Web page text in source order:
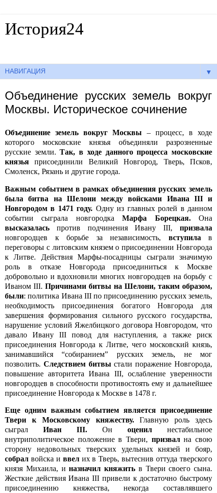
История24
▼
Объединение русских земель вокруг
Москвы. Историческое сочинение
Объединение земель вокруг Москвы – процесс, в ходе
которого московские князья объединяли разрозненные
русские земли.Так, в ходе данного процесса московские
князья присоединили Великий Новгород, Тверь, Псков,
Смоленск, Рязань и другие города.
Важным событием в рамках объединения русских земель
была битва на Шелони между войсками Ивана III и
Новгородом в 1471 году. Одну из главных ролей в данном
событии сыграла новгородкаМарфа Борецкая.Она
высказалась против подчинения Ивану III, призвала
новгородцев к борьбе за независимость, вступила в
переговоры с литовским князем о присоединении Новгорода
к Литве. Действия Марфы-посадницы сыграли значимую
роль в отказе Новгорода присоединиться к Москве
добровольно и вдохновили многих новгородцев на борьбу с
Иваном III. Причинами битвы на Шелони, таким образом,
были: политика Ивана III по присоединению русских земель,
необходимость присоединения богатого Новгорода для
завершения формирования сильного русского государства,
нарушение условий Яжелбицкого договора Новгородом, что
давало Ивану III повод для наступления, а также риск
присоединения Новгорода к Литве, чего московский князь,
занимавшийся “собиранием” русских земель, не мог
позволить. Следствием битвы стали поражение Новгорода,
повышение авторитета Ивана III, ослабление уверенности
новгородцев в способности противостоять ему и дальнейшее
присоединение Новгорода к Москве в 1478 г.
Еще одним важным событием является присоединение
Твери к Московскому княжеству.Главную роль здесь
сыграл Иван III. Он оценил нестабильное
внутриполитическое положение в Твери, призвална свою
сторону недовольных тверских удельных князей и бояр,
собрал войска и ввелих в Тверь, вытеснив оттуда тверского
князя Михаила, иназначил княжить в Твери своего сына.
Жесткие действия Ивана III привели к достаточно быстрому
присоединению княжества, некогда составлявшего